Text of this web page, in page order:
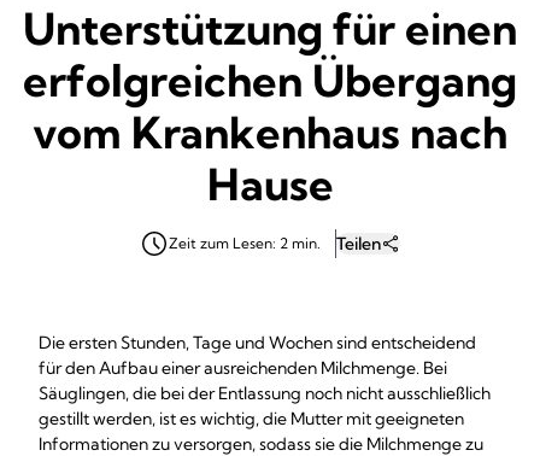
Unterstützung für einen
erfolgreichen Übergang
vom Krankenhaus nach
Hause
Zeit zum Lesen: 2 min. Teilen
Die ersten Stunden, Tage und Wochen sind entscheidend
für den Aufbau einer ausreichenden Milchmenge. Bei
Säuglingen, die bei der Entlassung noch nicht ausschließlich
gestillt werden, ist es wichtig, die Mutter mit geeigneten
Informationen zu versorgen, sodass sie die Milchmenge zu